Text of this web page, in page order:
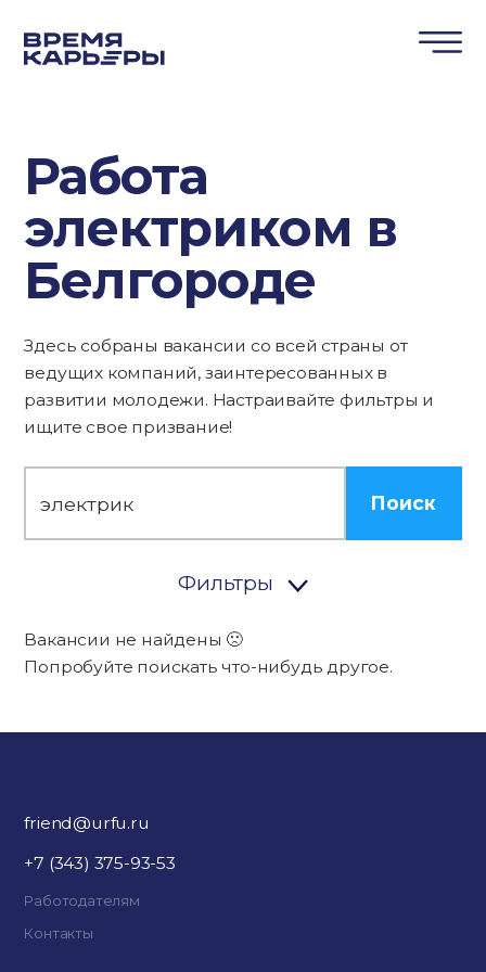
Работа
электриком в
Белгороде
Здесь собраны вакансии со всей страны от
ведущих компаний, заинтересованных в
развитии молодежи. Настраивайте фильтры и
ищите свое призвание!
Поиск
Фильтры
Вакансии не найдены 🙁
Попробуйте поискать что-нибудь другое.
friend@urfu.ru
+7 (343) 375-93-53
Работодателям
Контакты